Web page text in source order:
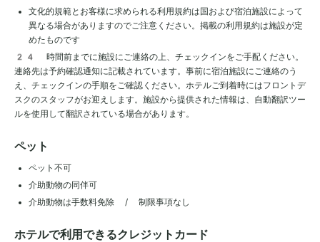
文化的規範とお客様に求められる利用規約は国および宿泊施設によって
異なる場合がありますのでご注意ください。掲載の利用規約は施設が定
めたものです
24 時間前までに施設にご連絡の上、チェックインをご手配ください。
連絡先は予約確認通知に記載されています。事前に宿泊施設にご連絡のう
え、チェックインの手順をご確認ください。ホテルご到着時にはフロントデ
スクのスタッフがお迎えします。施設から提供された情報は、自動翻訳ツー
ルを使用して翻訳されている場合があります。
ペット
ペット不可
介助動物の同伴可
介助動物は手数料免除 / 制限事項なし
ホテルで利用できるクレジットカード